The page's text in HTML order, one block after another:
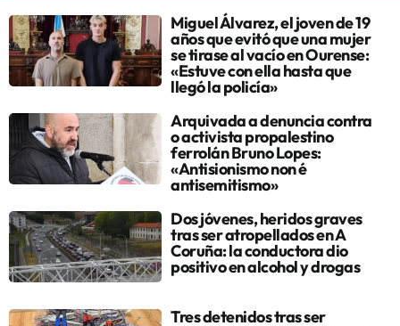
Miguel Álvarez, el joven de 19
años que evitó que una mujer
se tirase al vacío en Ourense:
«Estuve con ella hasta que
llegó la policía»
Arquivada a denuncia contra
o activista propalestino
ferrolán Bruno Lopes:
«Antisionismo non é
antisemitismo»
Dos jóvenes, heridos graves
tras ser atropellados en A
Coruña: la conductora dio
positivo en alcohol y drogas
Tres detenidos tras ser